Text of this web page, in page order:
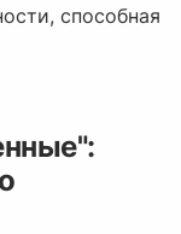
способная